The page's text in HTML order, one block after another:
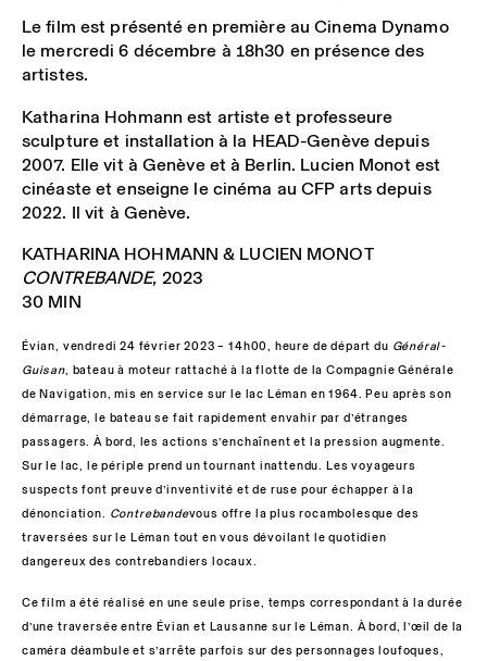
Le film est présenté en première au Cinema Dynamo
le mercredi 6 décembre à 18h30 en présence des
artistes.
Katharina Hohmann est artiste et professeure
sculpture et installation à la HEAD-Genève depuis
2007. Elle vit à Genève et à Berlin. Lucien Monot est
cinéaste et enseigne le cinéma au CFP arts depuis
2022. Il vit à Genève.
KATHARINA HOHMANN & LUCIEN MONOT
CONTREBANDE, 2023
30 MIN
Évian, vendredi 24 février 2023 – 14h00, heure de départ du Général-
Guisan, bateau à moteur rattaché à la flotte de la Compagnie Générale
de Navigation, mis en service sur le lac Léman en 1964. Peu après son
démarrage, le bateau se fait rapidement envahir par d’étranges
passagers. À bord, les actions s’enchaînent et la pression augmente.
Sur le lac, le périple prend un tournant inattendu. Les voyageurs
suspects font preuve d’inventivité et de ruse pour échapper à la
dénonciation. Contrebandevous offre la plus rocambolesque des
traversées sur le Léman tout en vous dévoilant le quotidien
dangereux des contrebandiers locaux.
Ce film a été réalisé en une seule prise, temps correspondant à la durée
d’une traversée entre Évian et Lausanne sur le Léman. À bord, l’œil de la
caméra déambule et s’arrête parfois sur des personnages loufoques,